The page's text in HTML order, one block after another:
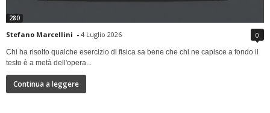
280
Stefano Marcellini - 4 Luglio 2026 0
Chi ha risolto qualche esercizio di fisica sa bene che chi ne capisce a fondo il
testo è a metà dell'opera...
Continua a leggere